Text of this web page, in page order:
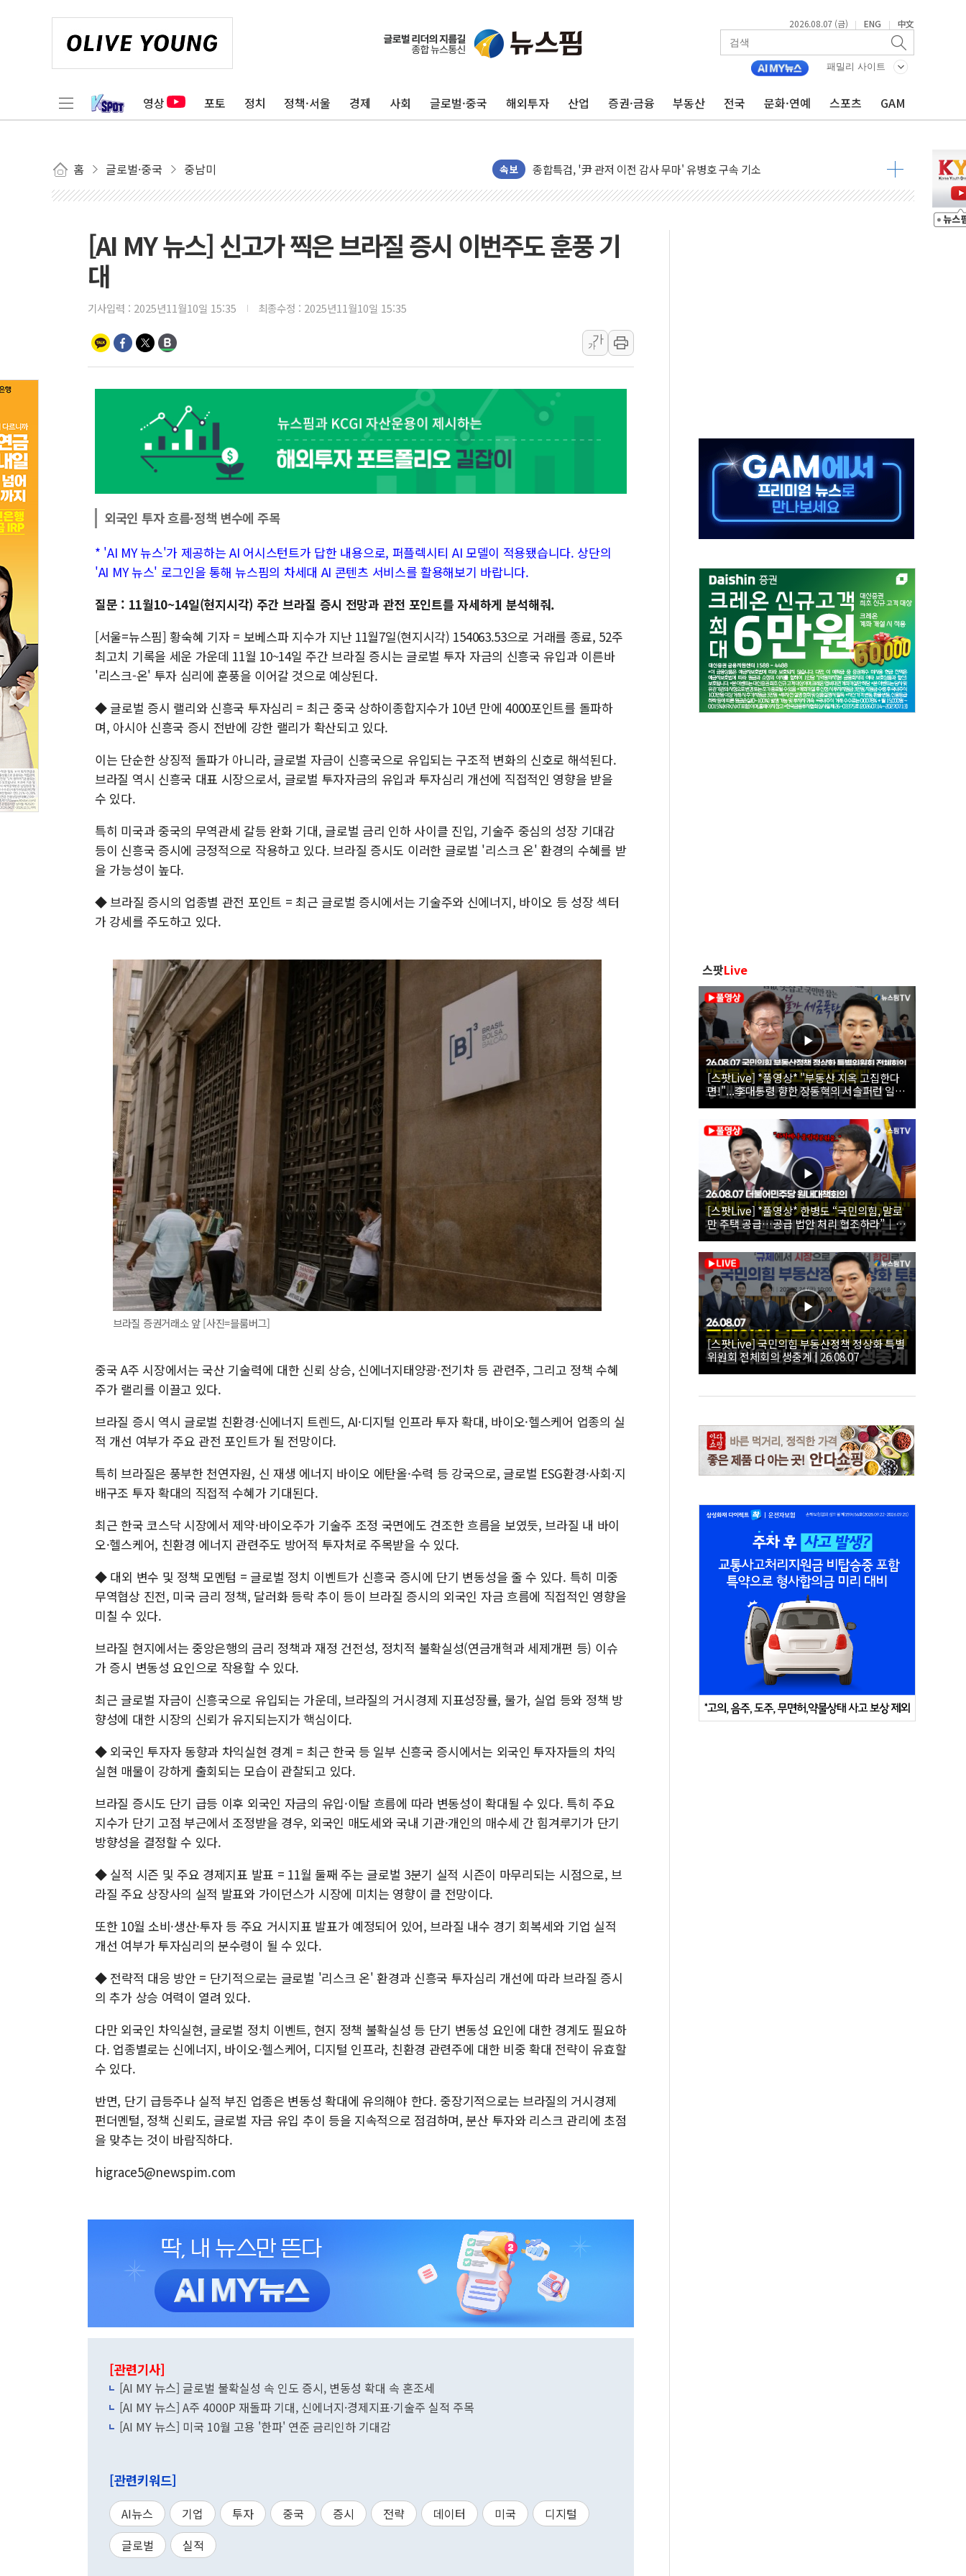
2026.08.07 (금) | ENG | 中文
패밀리 사이트
영상 포토 정치 정책·서울 경제 사회 글로벌·중국 해외투자 산업 증권·금융 부동산 전국 문화·연예 스포츠 GAM
홈 글로벌·중국 중남미 속보
헥토이노베이션, 상반기 매출 첫 2000억원 돌파
민병덕 "오늘 67개 점포 영업 재개...장바구니에 홈플러스 담아달라" 호소
코스피·코스닥 오전 동반 하락…내린 종목이 두 배 넘어
'입추'인데 연일 찜통더위…김성환 기후부 장관 "예측범위 벗어나도 즉시대응"
유니슨 "국내생산세액공제·인증제도 개선 수혜 기대"
창호 교체하다 난간 무너져…대전서 50대 일용직 추락 사망
日, 4~6월 105조원 환시 개입...4월 말 '56조원' 사상 최대
오렌지플래닛 창업재단, 스타트업 지원 프로그램 성료
경찰, '300억대 사기 혐의' 차가원 대표 구속 송치
장동혁 "집값 올려놓고 국민만 잡아"
부동산정책 정상화 특별위원회 전체회의서 발언하는 장동혁 대표
[AI MY 뉴스] 신고가 찍은 브라질 증시 이번주도 훈풍 기
대
기사입력 : 2025년11월10일 15:35 최종수정 : 2025년11월10일 15:35
가
가
외국인 투자 흐름·정책 변수에 주목
* 'AI MY 뉴스'가 제공하는 AI 어시스턴트가 답한 내용으로, 퍼플렉시티 AI 모델이 적용됐습니다. 상단의
'AI MY 뉴스' 로그인을 통해 뉴스핌의 차세대 AI 콘텐츠 서비스를 활용해보기 바랍니다.
질문 : 11월10~14일(현지시각) 주간 브라질 증시 전망과 관전 포인트를 자세하게 분석해줘.
[서울=뉴스핌] 황숙혜 기자 = 보베스파 지수가 지난 11월7일(현지시각) 154063.53으로 거래를 종료, 52주
최고치 기록을 세운 가운데 11월 10~14일 주간 브라질 증시는 글로벌 투자 자금의 신흥국 유입과 이른바
'리스크-온' 투자 심리에 훈풍을 이어갈 것으로 예상된다.
◆ 글로벌 증시 랠리와 신흥국 투자심리 = 최근 중국 상하이종합지수가 10년 만에 4000포인트를 돌파하
며, 아시아 신흥국 증시 전반에 강한 랠리가 확산되고 있다.
이는 단순한 상징적 돌파가 아니라, 글로벌 자금이 신흥국으로 유입되는 구조적 변화의 신호로 해석된다.
브라질 역시 신흥국 대표 시장으로서, 글로벌 투자자금의 유입과 투자심리 개선에 직접적인 영향을 받을
수 있다.
특히 미국과 중국의 무역관세 갈등 완화 기대, 글로벌 금리 인하 사이클 진입, 기술주 중심의 성장 기대감
등이 신흥국 증시에 긍정적으로 작용하고 있다. 브라질 증시도 이러한 글로벌 '리스크 온' 환경의 수혜를 받
을 가능성이 높다.
◆ 브라질 증시의 업종별 관전 포인트 = 최근 글로벌 증시에서는 기술주와 신에너지, 바이오 등 성장 섹터
가 강세를 주도하고 있다.
브라질 증권거래소 앞 [사진=블룸버그]
중국 A주 시장에서는 국산 기술력에 대한 신뢰 상승, 신에너지태양광·전기차 등 관련주, 그리고 정책 수혜
주가 랠리를 이끌고 있다.
브라질 증시 역시 글로벌 친환경·신에너지 트렌드, AI·디지털 인프라 투자 확대, 바이오·헬스케어 업종의 실
적 개선 여부가 주요 관전 포인트가 될 전망이다.
특히 브라질은 풍부한 천연자원, 신 재생 에너지 바이오 에탄올·수력 등 강국으로, 글로벌 ESG환경·사회·지
배구조 투자 확대의 직접적 수혜가 기대된다.
최근 한국 코스닥 시장에서 제약·바이오주가 기술주 조정 국면에도 견조한 흐름을 보였듯, 브라질 내 바이
오·헬스케어, 친환경 에너지 관련주도 방어적 투자처로 주목받을 수 있다.
◆ 대외 변수 및 정책 모멘텀 = 글로벌 정치 이벤트가 신흥국 증시에 단기 변동성을 줄 수 있다. 특히 미중
무역협상 진전, 미국 금리 정책, 달러화 등락 추이 등이 브라질 증시의 외국인 자금 흐름에 직접적인 영향을
미칠 수 있다.
브라질 현지에서는 중앙은행의 금리 정책과 재정 건전성, 정치적 불확실성(연금개혁과 세제개편 등) 이슈
가 증시 변동성 요인으로 작용할 수 있다.
최근 글로벌 자금이 신흥국으로 유입되는 가운데, 브라질의 거시경제 지표성장률, 물가, 실업 등와 정책 방
향성에 대한 시장의 신뢰가 유지되는지가 핵심이다.
◆ 외국인 투자자 동향과 차익실현 경계 = 최근 한국 등 일부 신흥국 증시에서는 외국인 투자자들의 차익
실현 매물이 강하게 출회되는 모습이 관찰되고 있다.
브라질 증시도 단기 급등 이후 외국인 자금의 유입·이탈 흐름에 따라 변동성이 확대될 수 있다. 특히 주요
지수가 단기 고점 부근에서 조정받을 경우, 외국인 매도세와 국내 기관·개인의 매수세 간 힘겨루기가 단기
방향성을 결정할 수 있다.
◆ 실적 시즌 및 주요 경제지표 발표 = 11월 둘째 주는 글로벌 3분기 실적 시즌이 마무리되는 시점으로, 브
라질 주요 상장사의 실적 발표와 가이던스가 시장에 미치는 영향이 클 전망이다.
또한 10월 소비·생산·투자 등 주요 거시지표 발표가 예정되어 있어, 브라질 내수 경기 회복세와 기업 실적
개선 여부가 투자심리의 분수령이 될 수 있다.
◆ 전략적 대응 방안 = 단기적으로는 글로벌 '리스크 온' 환경과 신흥국 투자심리 개선에 따라 브라질 증시
의 추가 상승 여력이 열려 있다.
다만 외국인 차익실현, 글로벌 정치 이벤트, 현지 정책 불확실성 등 단기 변동성 요인에 대한 경계도 필요하
다. 업종별로는 신에너지, 바이오·헬스케어, 디지털 인프라, 친환경 관련주에 대한 비중 확대 전략이 유효할
수 있다.
반면, 단기 급등주나 실적 부진 업종은 변동성 확대에 유의해야 한다. 중장기적으로는 브라질의 거시경제
펀더멘털, 정책 신뢰도, 글로벌 자금 유입 추이 등을 지속적으로 점검하며, 분산 투자와 리스크 관리에 초점
을 맞추는 것이 바람직하다.
higrace5@newspim.com
[관련기사]
[AI MY 뉴스] 글로벌 불확실성 속 인도 증시, 변동성 확대 속 혼조세
[AI MY 뉴스] A주 4000P 재돌파 기대, 신에너지·경제지표·기술주 실적 주목
[AI MY 뉴스] 미국 10월 고용 '한파' 연준 금리인하 기대감
[관련키워드]
AI뉴스 기업 투자 중국 증시 전략 데이터 미국
디지털
글로벌
실적
스팟Live
[스팟Live] *풀영상* "부동산 지옥 고집한다
면!"...李대통령 향한 장동혁의 서슬퍼런 일갈
| 26.08.07 국민의힘 부동산정책 정상화 특별
위원회 전체회의
[스팟Live] *풀영상* 한병도 “국민의힘, 말로
만 주택 공급…공급 법안 처리 협조하라”｜
26.08.07 더불어민주당 원내대책회의
[스팟Live] 국민의힘 부동산정책 정상화 특별
위원회 전체회의 생중계 | 26.08.07